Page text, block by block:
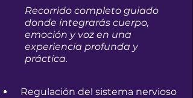
​Recorrido completo guiado
donde integrarás cuerpo,
emoción y voz en una
experiencia profunda y
práctica.
Regulación del sistema nervioso